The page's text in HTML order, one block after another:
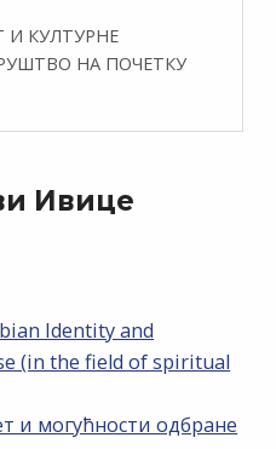
И КУЛТУРНЕ
НА ПОЧЕТКУ
Ивице
Identity and
(in the field of spiritual
и могућности одбране